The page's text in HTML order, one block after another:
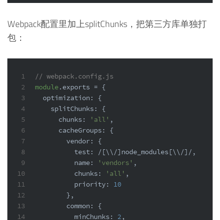
Webpack配置里加上splitChunks，把第三方库单独打
包：
1
2
3
4
5
6
7
8
9
10
11
12
13
14
// webpack.config.js
module. exports = {
optimization: {
splitChunks: {
chunks: 'all' ,
cacheGroups: {
vendor: {
test: /[\\/]node_modules[\\/]/ ,
name: 'vendors' ,
chunks: 'all' ,
priority: 10
        },
common: {
minChunks: 2,